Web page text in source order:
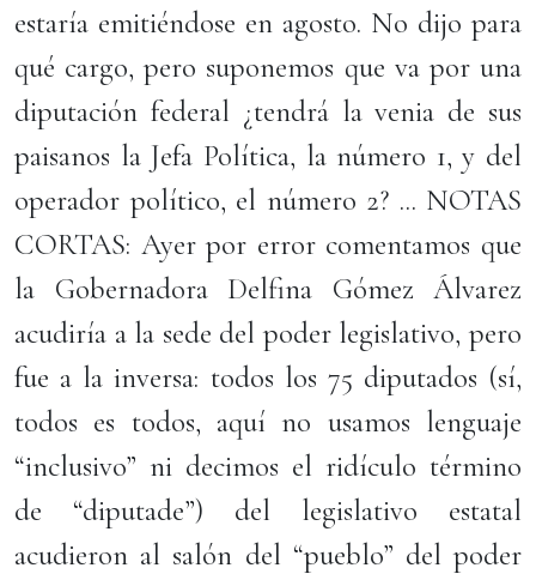
estaría emitiéndose en agosto. No dijo para
qué cargo, pero suponemos que va por una
diputación federal ¿tendrá la venia de sus
paisanos la Jefa Política, la número 1, y del
operador político, el número 2? ... NOTAS
CORTAS: Ayer por error comentamos que
la Gobernadora Delfina Gómez Álvarez
acudiría a la sede del poder legislativo, pero
fue a la inversa: todos los 75 diputados (sí,
todos es todos, aquí no usamos lenguaje
“inclusivo” ni decimos el ridículo término
de “diputade”) del legislativo estatal
acudieron al salón del “pueblo” del poder